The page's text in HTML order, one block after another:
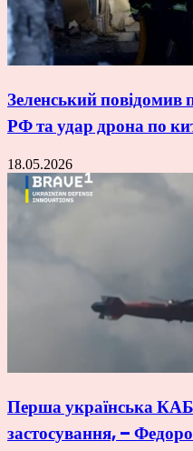
Зеленський повідомив
РФ та удар дрона по
18.05.2026
Перша українська КАБ
застосування, –